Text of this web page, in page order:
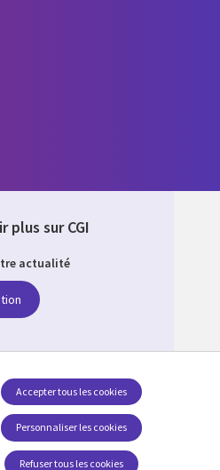
plus sur CGI
actualité
NOUS
CANADA
Personnaliser les cookies
Accepter tous les cookies
Refuser tous les cookies